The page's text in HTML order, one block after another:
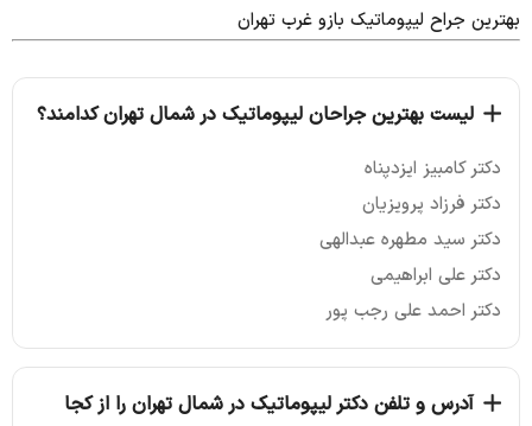
بهترین جراح لیپوماتیک بازو غرب تهران
لیست بهترین جراحان لیپوماتیک در شمال تهران کدامند؟
دکتر کامبیز ایزدپناه
دکتر فرزاد پرویزیان
دکتر سید مطهره عبدالهی
دکتر علی ابراهیمی
دکتر احمد علی رجب پور
آدرس و تلفن دکتر لیپوماتیک در شمال تهران را از کجا